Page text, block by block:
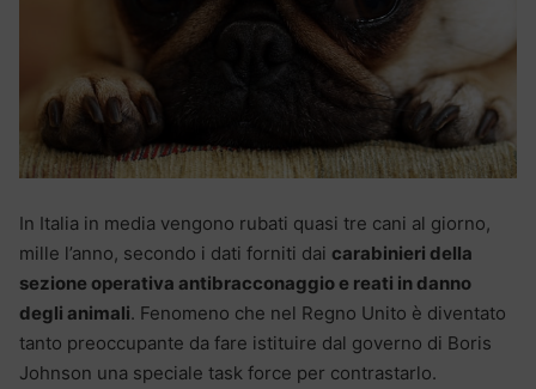
In Italia in media vengono rubati quasi tre cani al giorno,
mille l’anno, secondo i dati forniti dai carabinieri della
sezione operativa antibracconaggio e reati in danno
degli animali. Fenomeno che nel Regno Unito è diventato
tanto preoccupante da fare istituire dal governo di Boris
Johnson una speciale task force per contrastarlo.